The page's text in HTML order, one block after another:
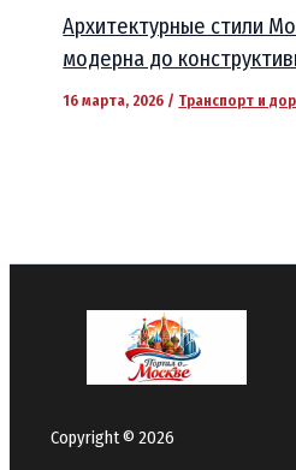
Архитектурные стили
модерна до
16 марта, 2026 / Транспорт и
Copyright © 2026